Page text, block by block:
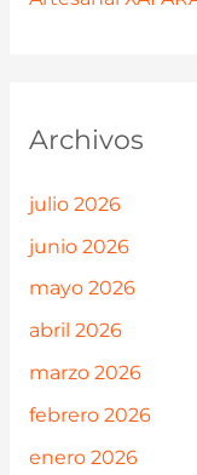
Archivos
julio 2026
junio 2026
mayo 2026
abril 2026
marzo 2026
febrero 2026
enero 2026